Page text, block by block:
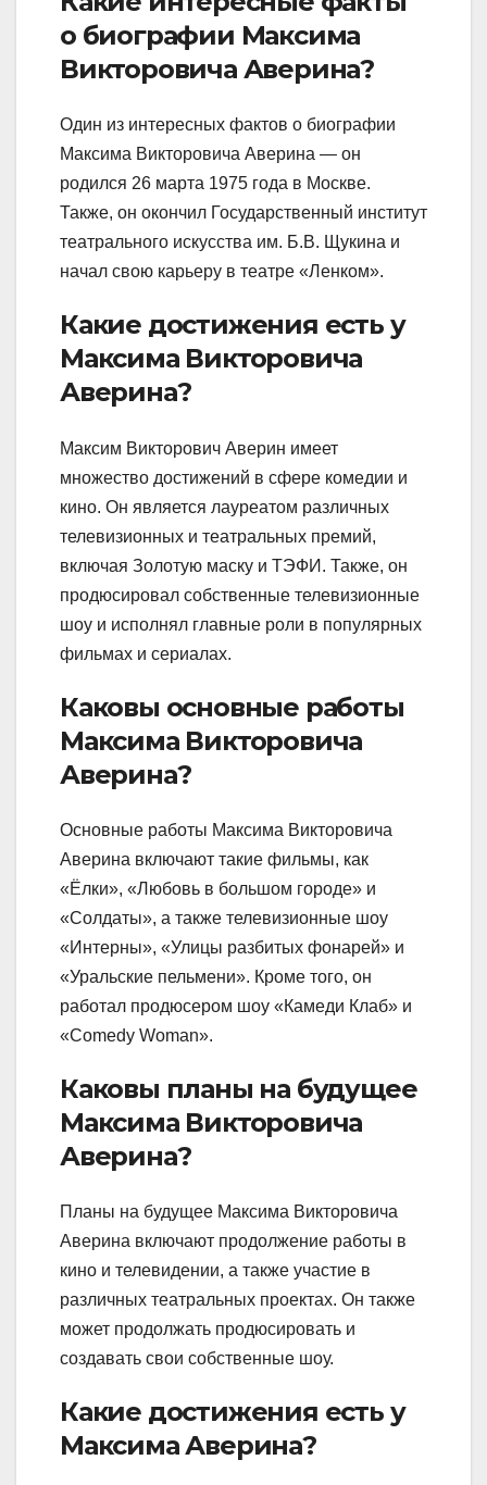
о биографии Максима
Викторовича Аверина?
Один из интересных фактов о биографии
Максима Викторовича Аверина — он
родился 26 марта 1975 года в Москве.
Также, он окончил Государственный институт
театрального искусства им. Б.В. Щукина и
начал свою карьеру в театре «Ленком».
Какие достижения есть у
Максима Викторовича
Аверина?
Максим Викторович Аверин имеет
множество достижений в сфере комедии и
кино. Он является лауреатом различных
телевизионных и театральных премий,
включая Золотую маску и ТЭФИ. Также, он
продюсировал собственные телевизионные
шоу и исполнял главные роли в популярных
фильмах и сериалах.
Каковы основные работы
Максима Викторовича
Аверина?
Основные работы Максима Викторовича
Аверина включают такие фильмы, как
«Ёлки», «Любовь в большом городе» и
«Солдаты», а также телевизионные шоу
«Интерны», «Улицы разбитых фонарей» и
«Уральские пельмени». Кроме того, он
работал продюсером шоу «Камеди Клаб» и
«Comedy Woman».
Каковы планы на будущее
Максима Викторовича
Аверина?
Планы на будущее Максима Викторовича
Аверина включают продолжение работы в
кино и телевидении, а также участие в
различных театральных проектах. Он также
может продолжать продюсировать и
создавать свои собственные шоу.
Какие достижения есть у
Максима Аверина?